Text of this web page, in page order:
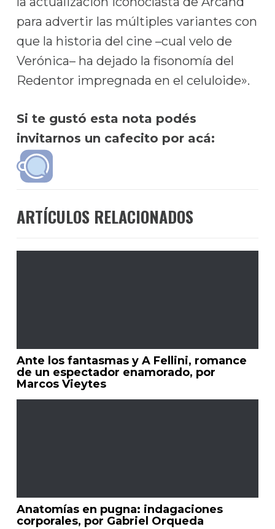
para advertir las múltiples variantes con
que la historia del cine –cual velo de
Verónica– ha dejado la fisonomía del
Redentor impregnada en el celuloide».
Si te gustó esta nota podés
invitarnos un cafecito por acá:
ARTÍCULOS RELACIONADOS
Ante los fantasmas y A Fellini, romance
de un espectador enamorado, por
Marcos Vieytes
Anatomías en pugna: indagaciones
corporales, por Gabriel Orqueda